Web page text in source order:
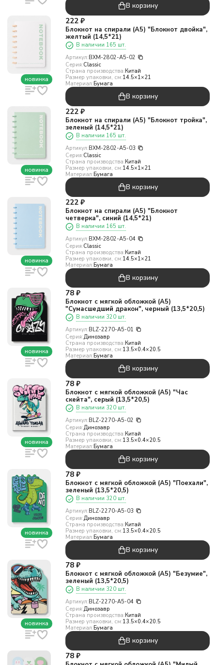
В корзину
новинка
222 ₽
Блокнот на спирали (А5) "Блокнот двойка",
желтый (14,5*21)
В наличии 165 шт.
Артикул:BXM-2802-A5-02
Серия:Classic
Страна производства:Китай
Размер упаковки, см:14.5×1×21
Материал:Бумага
В корзину
новинка
222 ₽
Блокнот на спирали (А5) "Блокнот тройка",
зеленый (14,5*21)
В наличии 165 шт.
Артикул:BXM-2802-A5-03
Серия:Classic
Страна производства:Китай
Размер упаковки, см:14.5×1×21
Материал:Бумага
В корзину
новинка
222 ₽
Блокнот на спирали (А5) "Блокнот
четверка", синий (14,5*21)
В наличии 165 шт.
Артикул:BXM-2802-A5-04
Серия:Classic
Страна производства:Китай
Размер упаковки, см:14.5×1×21
Материал:Бумага
В корзину
новинка
78 ₽
Блокнот с мягкой обложкой (А5)
"Сумасшедший дракон", черный (13,5*20,5)
В наличии 320 шт.
Артикул:BLZ-2270-A5-01
Серия:Динозавр
Страна производства:Китай
Размер упаковки, см:13.5×0.4×20.5
Материал:Бумага
В корзину
новинка
78 ₽
Блокнот с мягкой обложкой (А5) "Час
скейта", серый (13,5*20,5)
В наличии 320 шт.
Артикул:BLZ-2270-A5-02
Серия:Динозавр
Страна производства:Китай
Размер упаковки, см:13.5×0.4×20.5
Материал:Бумага
В корзину
новинка
78 ₽
Блокнот с мягкой обложкой (А5) "Поехали",
зеленый (13,5*20,5)
В наличии 320 шт.
Артикул:BLZ-2270-A5-03
Серия:Динозавр
Страна производства:Китай
Размер упаковки, см:13.5×0.4×20.5
Материал:Бумага
В корзину
новинка
78 ₽
Блокнот с мягкой обложкой (А5) "Безумие",
зеленый (13,5*20,5)
В наличии 320 шт.
Артикул:BLZ-2270-A5-04
Серия:Динозавр
Страна производства:Китай
Размер упаковки, см:13.5×0.4×20.5
Материал:Бумага
В корзину
78 ₽